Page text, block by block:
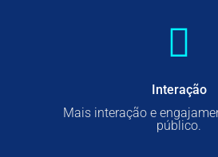
Interação
Mais interação e
público.